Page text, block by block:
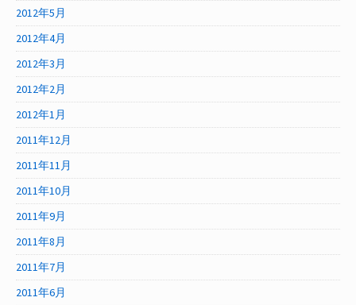
2012年5月
2012年4月
2012年3月
2012年2月
2012年1月
2011年12月
2011年11月
2011年10月
2011年9月
2011年8月
2011年7月
2011年6月